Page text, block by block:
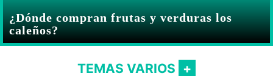
¿Dónde compran frutas y verduras los
caleños?
TEMAS VARIOS